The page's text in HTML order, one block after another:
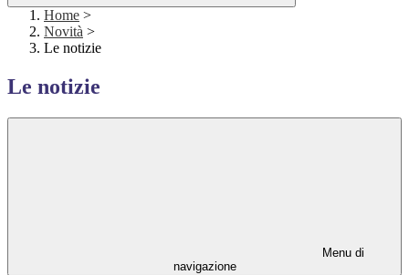
Home >
Novità >
Le notizie
Le notizie
Menu di
navigazione